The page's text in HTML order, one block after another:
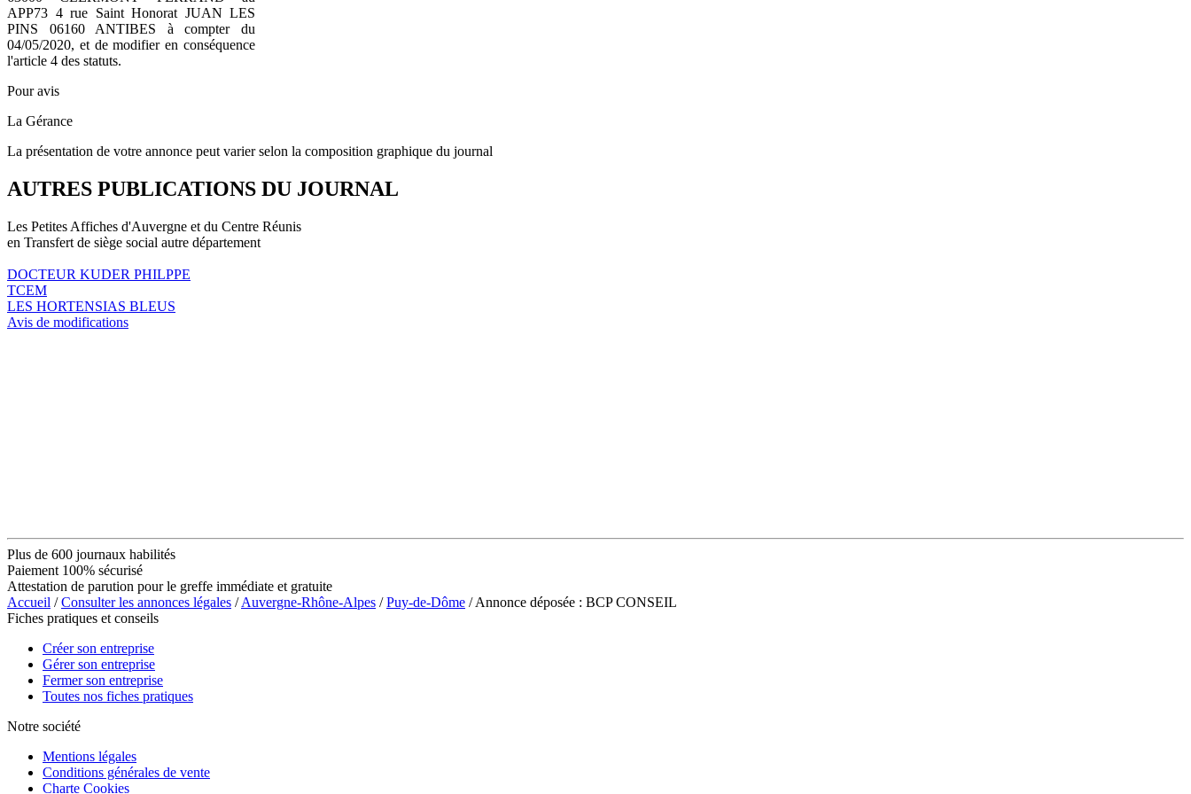
APP73 4 rue Saint Honorat JUAN LES
PINS 06160 ANTIBES à compter du
04/05/2020, et de modifier en conséquence
l'article 4 des statuts.
Pour avis
La Gérance
La présentation de votre annonce peut varier selon la composition graphique du journal
AUTRES PUBLICATIONS DU JOURNAL
Les Petites Affiches d'Auvergne et du Centre Réunis
en Transfert de siège social autre département
DOCTEUR KUDER PHILPPE
TCEM
LES HORTENSIAS BLEUS
Avis de modifications
Plus de 600 journaux habilités
Paiement 100% sécurisé
Attestation de parution pour le greffe immédiate et gratuite
Accueil /Consulter les annonces légales /Auvergne-Rhône-Alpes /Puy-de-Dôme / Annonce déposée : BCP CONSEIL
Fiches pratiques et conseils
Créer son entreprise
Gérer son entreprise
Fermer son entreprise
Toutes nos fiches pratiques
Notre société
Mentions légales
Conditions générales de vente
Charte Cookies